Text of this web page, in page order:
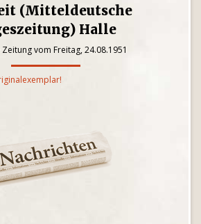
(Mitteldeutsche
Halle
vom Freitag, 24.08.1951